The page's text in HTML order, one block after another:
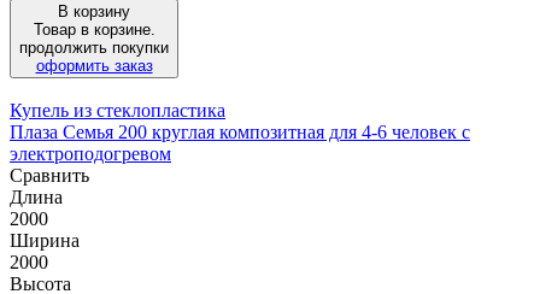
В корзину
Товар в корзине.
продолжить покупки
оформить заказ
Купель из стеклопластика
Плаза Семья 200 круглая композитная для 4-6 человек с
электроподогревом
Сравнить
Длина
2000
Ширина
2000
Высота